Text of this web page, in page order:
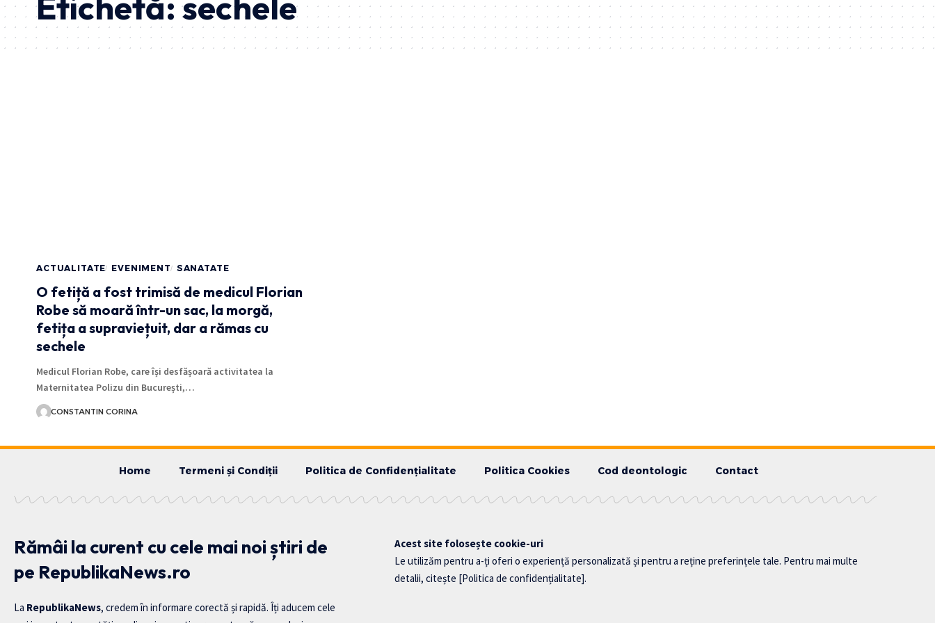
ACTUALITATE EVENIMENT SANATATE
O fetiță a fost trimisă de medicul Florian
Robe să moară într-un sac, la morgă,
fetița a supraviețuit, dar a rămas cu
sechele
Medicul Florian Robe, care își desfășoară activitatea la
Maternitatea Polizu din București,…
CONSTANTIN CORINA
Home Termeni și Condiții Politica de Confidențialitate Politica Cookies Cod deontologic Contact
Rămâi la curent cu cele mai noi știri de
pe RepublikaNews.ro
La RepublikaNews, credem în informare corectă și rapidă. Îți aducem cele
Acest site folosește cookie-uri
Le utilizăm pentru a-ți oferi o experiență personalizată și pentru a reține preferințele tale. Pentru mai multe
detalii, citește [Politica de confidențialitate].